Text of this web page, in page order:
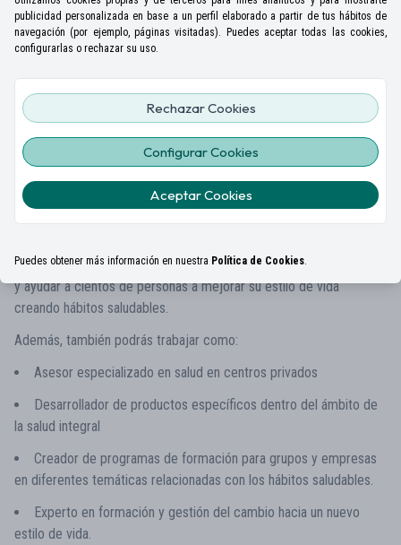
Salidas Profesionales
de salud integral. Podrás desarrollar tu actividad como autónomo
y ayudar a cientos de personas a mejorar su estilo de vida
creando hábitos saludables.
Además, también podrás trabajar como:
Asesor especializado en salud en centros privados
Desarrollador de productos específicos dentro del ámbito de
la salud integral
Creador de programas de formación para grupos y empresas
en diferentes temáticas relacionadas con los hábitos saludables.
Experto en formación y gestión del cambio hacia un nuevo
estilo de vida.
publicidad personalizada en base a un perfil elaborado a partir de tus hábitos de
navegación (por ejemplo, páginas visitadas). Puedes aceptar todas las cookies,
configurarlas o rechazar su uso.
Rechazar Cookies
Configurar Cookies
Aceptar Cookies
Puedes obtener más información en nuestra Política de Cookies.